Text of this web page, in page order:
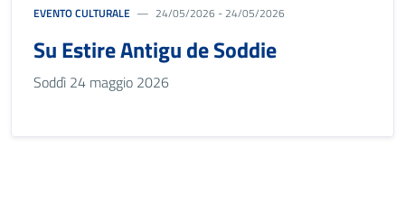
EVENTO CULTURALE 24/05/2026 - 24/05/2026
Su Estire Antigu de Soddie
Soddì 24 maggio 2026